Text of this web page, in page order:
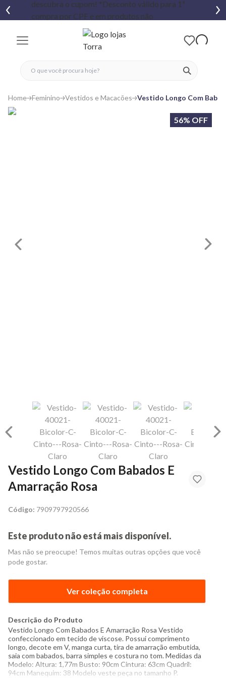
ver
fechar menu
fechar menu
favoritos
Home Feminino Vestidos e Macacões Vestido Longo Com
56% OFF
Vestido Longo Com Babados E
Amarração Rosa
Código: 7909797920566
Este produto não está mais disponível.
Mas não se preocupe! Temos muitas outras opções que você
pode gostar.
Ver coleção completa
Descrição do Produto
Vestido Longo Com Babados E Amarração Rosa Vestido
confeccionado em tecido de viscose. Possui comprimento
longo, decote em V, manga curta, tira de amarração embutida,
saia com babados, barra simples e costura no tom. Medidas da
Modelo: Altura: 1,77m Busto: 90cm Cintura: 63cm Quadril:
94cm Manequim: 38 Modelo veste peça no tamanho P.